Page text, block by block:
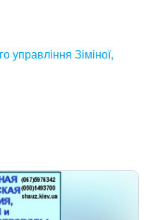
управління Зіміної,